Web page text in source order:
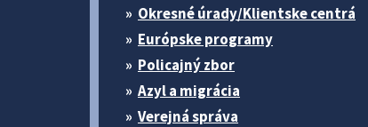
Okresné úrady/Klientske centrá
Európske programy
Policajný zbor
Azyl a migrácia
Verejná správa